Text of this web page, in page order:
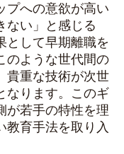
プへの意欲が高い
ない」と感じる
として早期離職を
のような世代間の
貴重な技術が次世
なります。このギ
が若手の特性を理
教育手法を取り入